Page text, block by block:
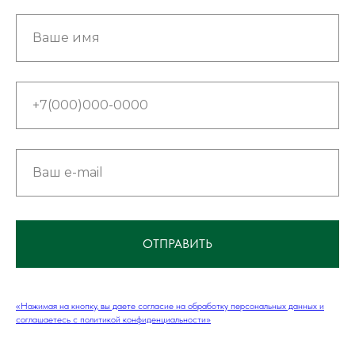
ОТПРАВИТЬ
«Нажимая на кнопку, вы даете согласие на обработку персональных данных и
соглашаетесь c политикой конфиденциальности»